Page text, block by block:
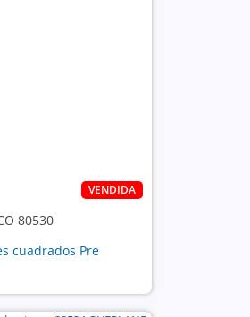
VENDIDA
80530
cuadrados Pre